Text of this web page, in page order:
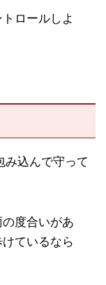
ロールしよ
み込んで守って
度合いがあ
ているなら